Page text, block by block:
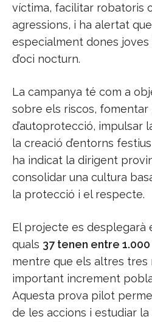
víctima, facilitar robatoris
agressions, i ha alertat
especialment dones
d’oci nocturn.
La campanya té com a
sobre els riscos, fomentar
d’autoprotecció, impulsar
la creació d’entorns
ha indicat la dirigent
consolidar una cultura
la protecció i el respecte.
El projecte es desplegarà
quals 37 tenen entre
mentre que els altres tres
important increment
Aquesta prova pilot
de les accions i estudiar